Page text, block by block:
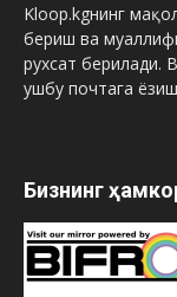
Kloop.kgнинг
бериш ва
рухсат берилади.
ушбу почтага
Бизнинг